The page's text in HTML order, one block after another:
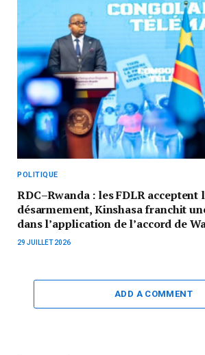
POLITIQUE
RDC–Rwanda : les FDLR acceptent
désarmement, Kinshasa franchit
dans l’application de l’accord de
29 JUILLET 2026
ADD A COMMENT